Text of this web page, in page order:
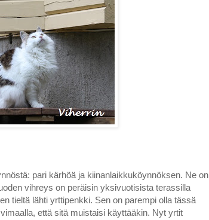
pari kärhöä ja kiinanlaikkuköynnöksen. Ne on
vihreys on peräisin yksivuotisista terassilla
tieltä lähti yrttipenkki. Sen on parempi olla tässä
että sitä muistaisi käyttääkin. Nyt yrtit